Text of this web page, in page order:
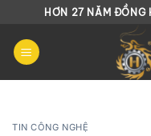
Chuyển
nội
dung
HƠN 27 NĂM ĐỒNG
TIN CÔNG NGHỆ